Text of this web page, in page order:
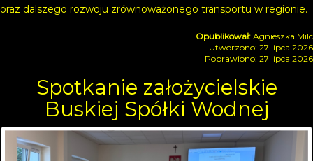
oraz dalszego rozwoju zrównoważonego transportu w regionie.
Agnieszka Milc
Utworzono: 27 lipca 2026
Poprawiono: 27 lipca 2026
Spotkanie założycielskie
Buskiej Spółki Wodnej